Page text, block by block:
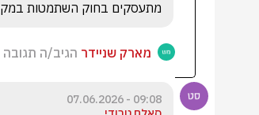
מתעסקים בחוק השתמטות
מארק שניידר הגיב/ה
09:08 - 07.06.2026